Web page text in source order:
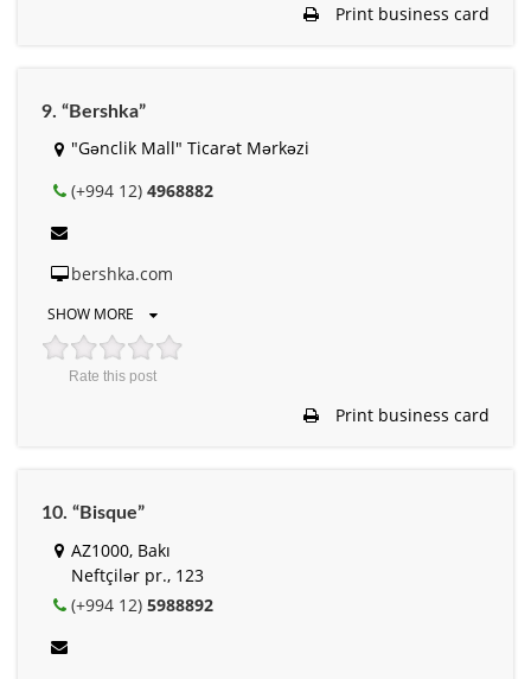
Print business card
9. “Bershka”
"Gənclik Mall" Ticarət Mərkəzi
(+994 12) 4968882
bershka.com
SHOW MORE
Rate this post
Print business card
10. “Bisque”
AZ1000, Bakı
Neftçilər pr., 123
(+994 12) 5988892